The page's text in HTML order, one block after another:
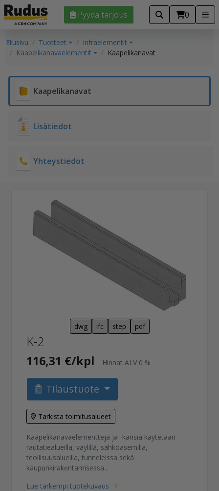
Pyydä tarjous 0
Etusivu Tuotteet
Infraelementit
Kaapelikanavaelementit
Kaapelikanavat
Kaapelikanavat
Lisätiedot
Yhteystiedot
dwg ifc step pdf
K-2
116,31 €/kpl Hinnat ALV 0 %
Tilaustuote
Tarkista toimitusalueet
Kaapelikanavaelementtejä ja -kansia käytetään
rautatiealueilla, väylillä, sähköasemilla,
teollisuusalueilla, tunneleissa sekä
kaupunkirakentamisessa...
Lue tarkempi tuotekuvaus